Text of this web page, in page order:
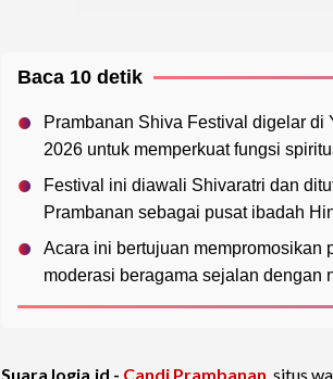
Baca 10 detik
Prambanan Shiva Festival digelar di
2026 untuk memperkuat fungsi
Festival ini diawali Shivaratri dan
Prambanan sebagai pusat ibadah
Acara ini bertujuan mempromosikan
moderasi beragama sejalan dengan
SuaraJogja.id - Candi Prambanan, situs